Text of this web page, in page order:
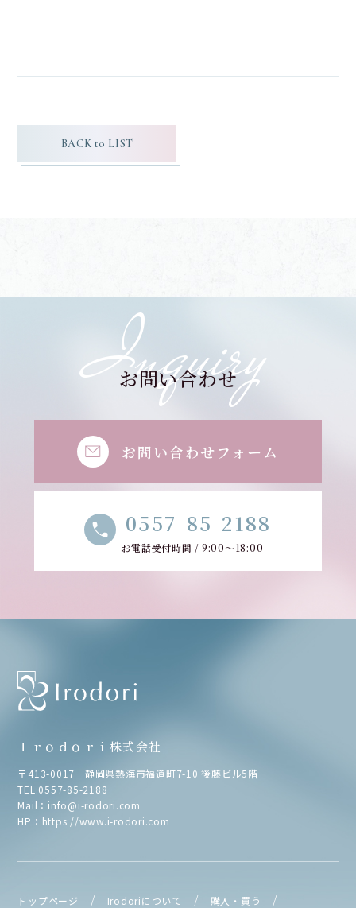
BACK to LIST
お問い合わせ
Inquiry
お問い合わせフォーム
0557-85-2188
お電話受付時間 / 9:00～18:00
Ｉｒｏｄｏｒｉ株式会社
〒413-0017 静岡県熱海市福道町7-10 後藤ビル5階
TEL.0557-85-2188
Mail： info@i-rodori.com
HP： https://www.i-rodori.com
トップページ Irodoriについて 購入・買う